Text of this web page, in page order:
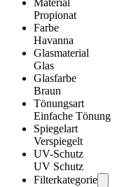
Material
Propionat
Farbe
Havanna
Glasmaterial
Glas
Glasfarbe
Braun
Tönungsart
Einfache Tönung
Spiegelart
Verspiegelt
UV-Schutz
UV Schutz
Filterkategorie